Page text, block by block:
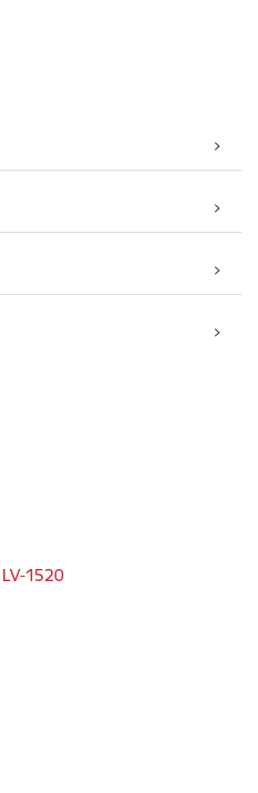
1520